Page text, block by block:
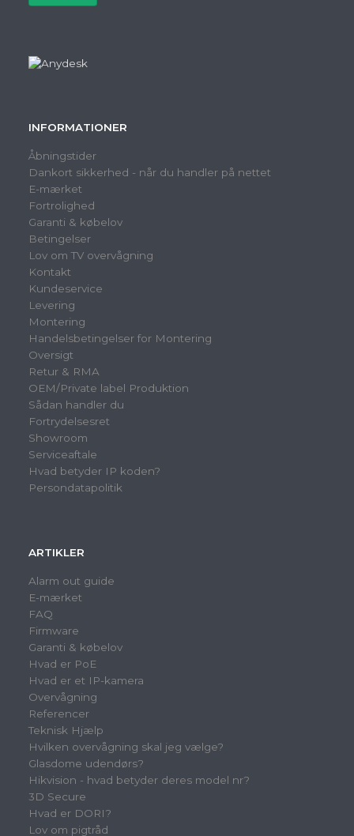
INFORMATIONER
Åbningstider
Dankort sikkerhed - når du handler på nettet
E-mærket
Fortrolighed
Garanti & købelov
Betingelser
Lov om TV overvågning
Kontakt
Kundeservice
Levering
Montering
Handelsbetingelser for Montering
Oversigt
Retur & RMA
OEM/Private label Produktion
Sådan handler du
Fortrydelsesret
Showroom
Serviceaftale
Hvad betyder IP koden?
Persondatapolitik
ARTIKLER
Alarm out guide
E-mærket
FAQ
Firmware
Garanti & købelov
Hvad er PoE
Hvad er et IP-kamera
Overvågning
Referencer
Teknisk Hjælp
Hvilken overvågning skal jeg vælge?
Glasdome udendørs?
Hikvision - hvad betyder deres model nr?
3D Secure
Hvad er DORI?
Lov om pigtråd